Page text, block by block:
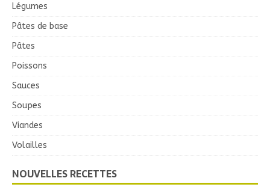
Légumes
Pâtes de base
Pâtes
Poissons
Sauces
Soupes
Viandes
Volailles
NOUVELLES RECETTES